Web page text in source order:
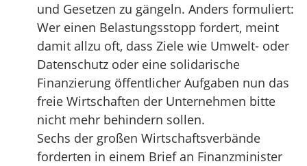
und Gesetzen zu gängeln. Anders formuliert:
Wer einen Belastungsstopp fordert, meint
damit allzu oft, dass Ziele wie Umwelt- oder
Datenschutz oder eine solidarische
Finanzierung öffentlicher Aufgaben nun das
freie Wirtschaften der Unternehmen bitte
nicht mehr behindern sollen.
Sechs der großen Wirtschaftsverbände
forderten in einem Brief an Finanzminister